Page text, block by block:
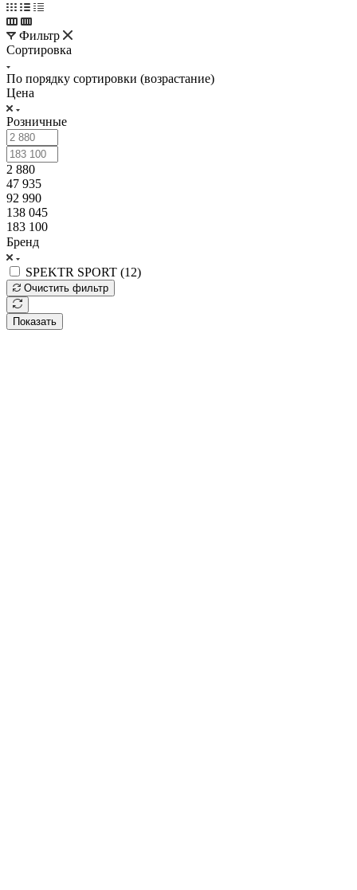
Фильтр
Сортировка
По порядку сортировки (возрастание)
Цена
Розничные
2 880
47 935
92 990
138 045
183 100
Бренд
SPEKTR SPORT (12)
Очистить фильтр
Показать